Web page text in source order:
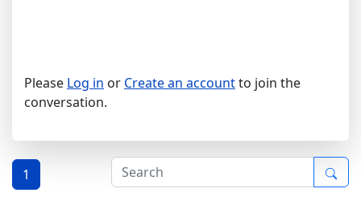
Please Log in or Create an accountto join the
conversation.
1